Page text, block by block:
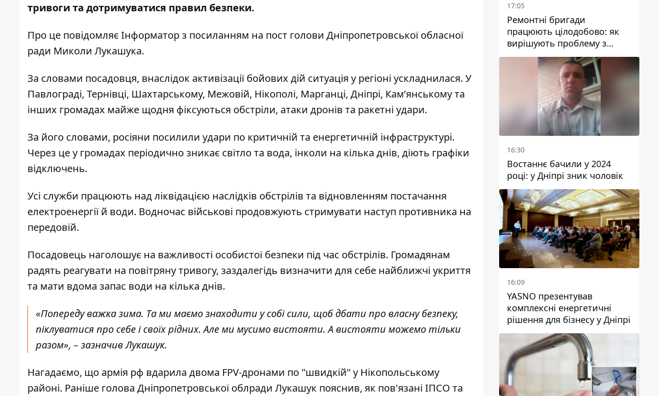
тривоги та дотримуватися правил безпеки.
Про це повідомляє Інформатор з посиланням на пост голови Дніпропетровської обласної
ради Миколи Лукашука.
За словами посадовця, внаслідок активізації бойових дій ситуація у регіоні ускладнилася. У
Павлограді, Тернівці, Шахтарському, Межовій, Нікополі, Марганці, Дніпрі, Кам’янському та
інших громадах майже щодня фіксуються обстріли, атаки дронів та ракетні удари.
За його словами, росіяни посилили удари по критичній та енергетичній інфраструктурі.
Через це у громадах періодично зникає світло та вода, інколи на кілька днів, діють графіки
відключень.
Усі служби працюють над ліквідацією наслідків обстрілів та відновленням постачання
електроенергії й води. Водночас військові продовжують стримувати наступ противника на
передовій.
Посадовець наголошує на важливості особистої безпеки під час обстрілів. Громадянам
радять реагувати на повітряну тривогу, заздалегідь визначити для себе найближчі укриття
та мати вдома запас води на кілька днів.
«Попереду важка зима. Та ми маємо знаходити у собі сили, щоб дбати про власну безпеку,
піклуватися про себе і своїх рідних. Але ми мусимо вистояти. А вистояти можемо тільки
разом», – зазначив Лукашук.
Нагадаємо, що армія рф вдарила двома FPV-дронами по "швидкій" у Нікопольському
районі. Раніше голова Дніпропетровської облради Лукашук пояснив, як пов'язані ІПСО та
17:05
Ремонтні бригади
працюють цілодобово: як
вирішують проблему з
водою у Марганецькій
громаді
16:30
Востаннє бачили у 2024
році: у Дніпрі зник чоловік
16:09
YASNO презентував
комплексні енергетичні
рішення для бізнесу у Дніпрі